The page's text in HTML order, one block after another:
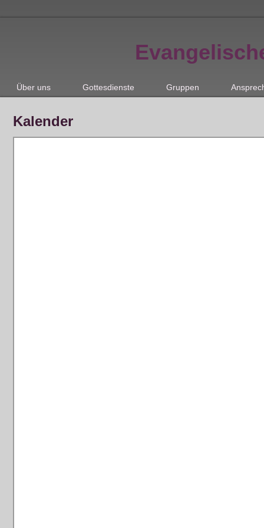
Über uns Gottesdienste Gruppen
Kalender